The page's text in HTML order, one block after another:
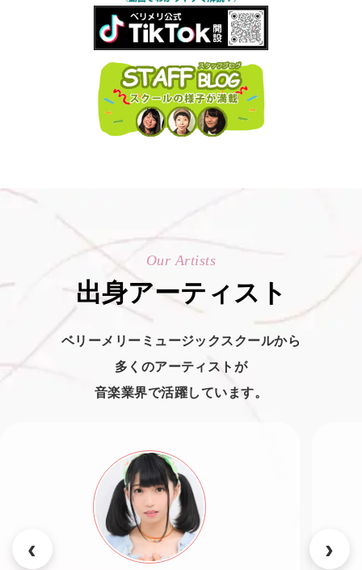
Our Artists
出身アーティスト
ベリーメリーミュージックスクールから
多くのアーティストが
音楽業界で活躍しています。